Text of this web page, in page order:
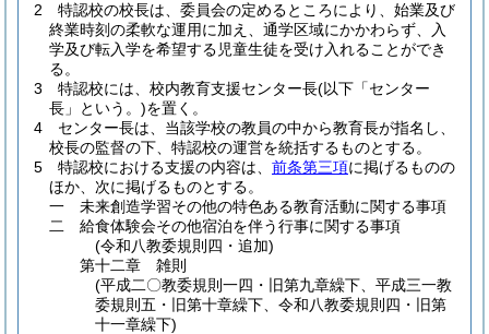
2
特認校の校長は、委員会の定めるところにより、始業及び
終業時刻の柔軟な運用に加え、通学区域にかかわらず、入
学及び転入学を希望する児童生徒を受け入れることができ
る。
3
特認校には、校内教育支援センター長(以下「センター
長」という。)を置く。
4
センター長は、当該学校の教員の中から教育長が指名し、
校長の監督の下、特認校の運営を統括するものとする。
5
特認校における支援の内容は、 前条第三項に掲げるものの
ほか、次に掲げるものとする。
一
未来創造学習その他の特色ある教育活動に関する事項
二
給食体験会その他宿泊を伴う行事に関する事項
(令和八教委規則四・追加)
第十二章
雑則
(平成二〇教委規則一四・旧第九章繰下、平成三一教
委規則五・旧第十章繰下、令和八教委規則四・旧第
十一章繰下)